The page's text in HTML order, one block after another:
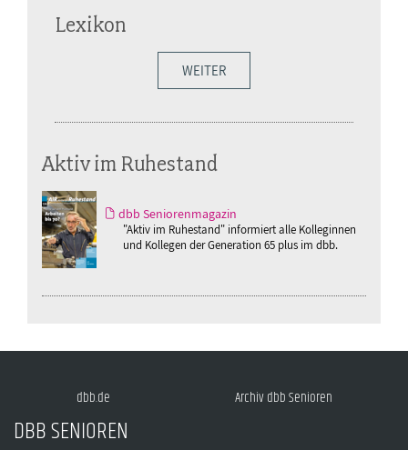
Lexikon
WEITER
Aktiv im Ruhestand
dbb Seniorenmagazin
"Aktiv im Ruhestand" informiert alle Kolleginnen
und Kollegen der Generation 65 plus im dbb.
dbb.de Archiv dbb Senioren
DBB SENIOREN